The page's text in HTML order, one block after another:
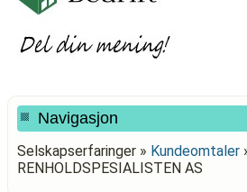
Navigasjon
Selskapserfaringer » Kundeomtaler
RENHOLDSPESIALISTEN AS